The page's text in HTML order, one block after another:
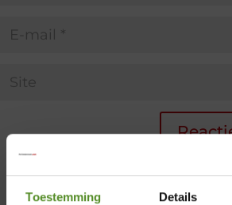
Toestemming Details